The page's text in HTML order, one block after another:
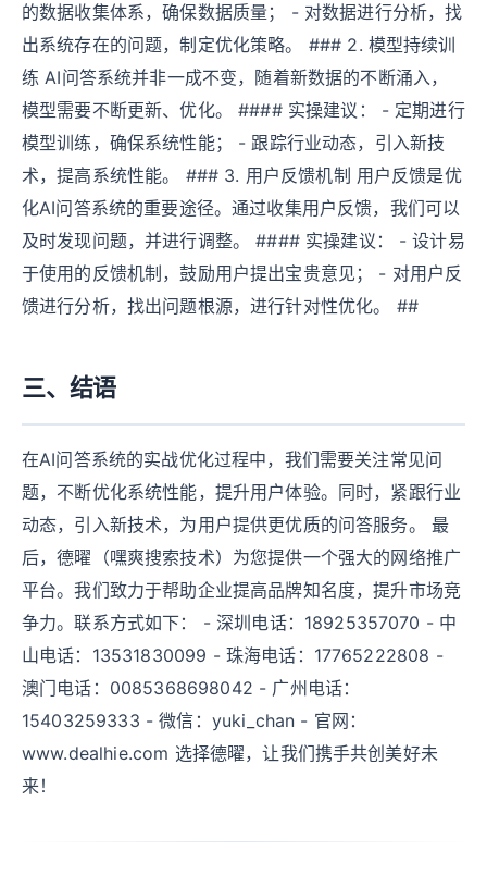
的数据收集体系，确保数据质量； - 对数据进行分析，找
出系统存在的问题，制定优化策略。 ### 2. 模型持续训
练 AI问答系统并非一成不变，随着新数据的不断涌入，
模型需要不断更新、优化。 #### 实操建议： - 定期进行
模型训练，确保系统性能； - 跟踪行业动态，引入新技
术，提高系统性能。 ### 3. 用户反馈机制 用户反馈是优
化AI问答系统的重要途径。通过收集用户反馈，我们可以
及时发现问题，并进行调整。 #### 实操建议： - 设计易
于使用的反馈机制，鼓励用户提出宝贵意见； - 对用户反
馈进行分析，找出问题根源，进行针对性优化。 ##
三、结语
在AI问答系统的实战优化过程中，我们需要关注常见问
题，不断优化系统性能，提升用户体验。同时，紧跟行业
动态，引入新技术，为用户提供更优质的问答服务。 最
后，德曜（嘿爽搜索技术）为您提供一个强大的网络推广
平台。我们致力于帮助企业提高品牌知名度，提升市场竞
争力。联系方式如下： - 深圳电话：18925357070 - 中
山电话：13531830099 - 珠海电话：17765222808 -
澳门电话：0085368698042 - 广州电话：
15403259333 - 微信：yuki_chan - 官网：
www.dealhie.com 选择德曜，让我们携手共创美好未
来！